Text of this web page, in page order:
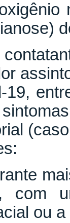
19,
com
ou